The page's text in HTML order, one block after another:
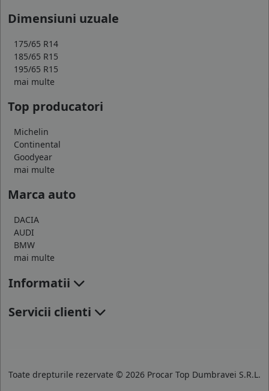
Dimensiuni uzuale
175/65 R14
185/65 R15
195/65 R15
mai multe
Top producatori
Michelin
Continental
Goodyear
mai multe
Marca auto
DACIA
AUDI
BMW
mai multe
Informatii
Servicii clienti
Toate drepturile rezervate © 2026 Procar Top Dumbravei S.R.L.